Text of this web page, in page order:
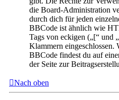
die Board-Administration
durch dich für jeden
BBCode ist ähnlich wie
Tags von eckigen („[“ und
Klammern eingeschlossen.
BBCode findest du auf
der Seite zur
Nach oben